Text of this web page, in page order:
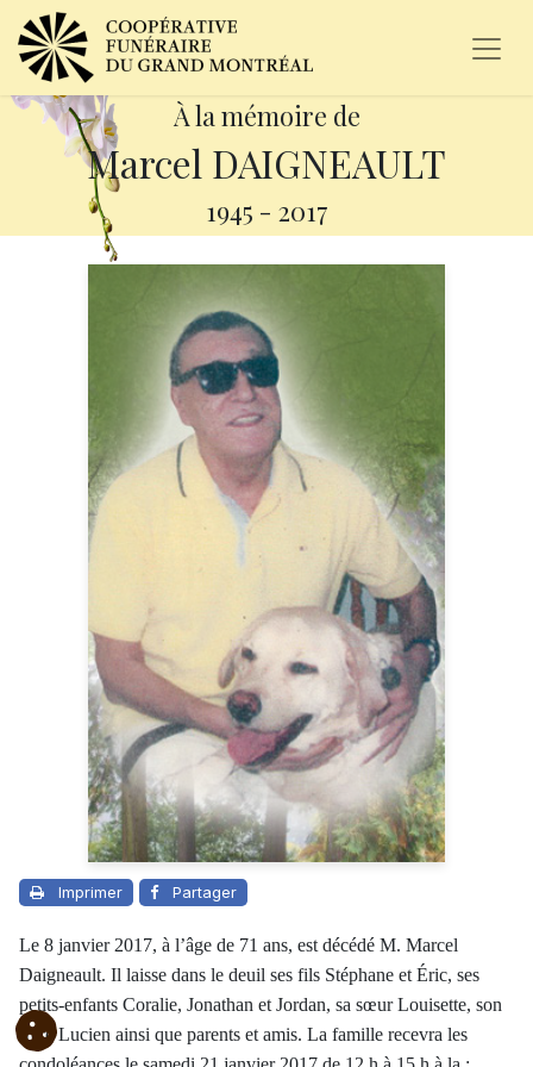
À la mémoire de
Marcel DAIGNEAULT
1945 - 2017
Imprimer Partager
Le 8 janvier 2017, à l’âge de 71 ans, est décédé M. Marcel
Daigneault. Il laisse dans le deuil ses fils Stéphane et Éric, ses
petits-enfants Coralie, Jonathan et Jordan, sa sœur Louisette, son
frère Lucien ainsi que parents et amis. La famille recevra les